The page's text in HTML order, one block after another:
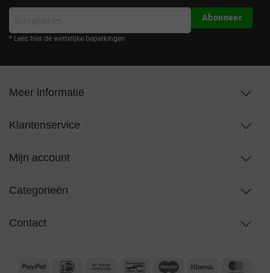
mailadres
* Lees hier de wettelijke beperkingen
Abonneer
Meer informatie
Klantenservice
Mijn account
Categorieën
Contact
PayPal IDeal Bank BancontactMaestro Klarna